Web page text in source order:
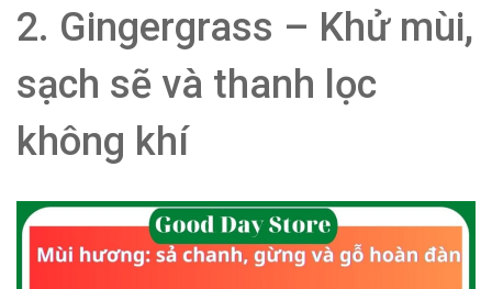
2. Gingergrass – Khử mùi,
sạch sẽ và thanh lọc
không khí